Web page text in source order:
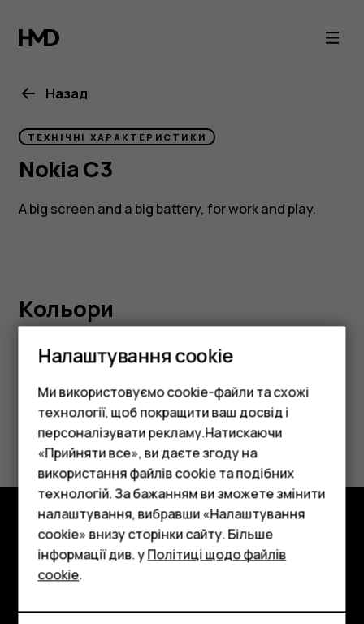
Nokia
C3
Смартфони
Фічерфони
Аксесуари
Планшети
Назад
ТЕХНІЧНІ ХАРАКТЕРИСТИКИ
Nokia C3
A big screen and a big battery, for work and play.
Kольори
Огляд
Детальніше
Planet and people
Налаштування cookie
Ми використовуємо cookie-файли та схожі
технології, щоб покращити ваш досвід і
персоналізувати рекламу.Натискаючи
«Прийняти все», ви даєте згоду на
використання файлів cookie та подібних
технологій. За бажанням ви зможете змінити
налаштування, вибравши «Налаштування
cookie» внизу сторінки сайту. Більше
інформації див. уПолітиці щодо файлів
cookie.